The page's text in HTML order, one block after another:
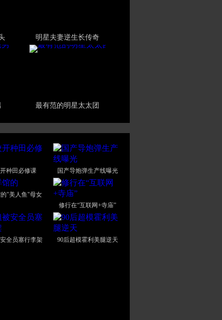
明星夫妻逆生长传奇
最有范的明星太太团
种田必修课 国产导炮弹生产线曝光
"美人鱼"母女
修行在“互联网+寺庙”
全员塞行李架 90后超模霍利美腿逆天